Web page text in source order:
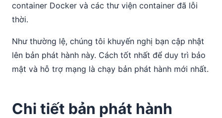
container Docker và các thư viện container đã lỗi
thời.
Như thường lệ, chúng tôi khuyến nghị bạn cập nhật
lên bản phát hành này. Cách tốt nhất để duy trì bảo
mật và hỗ trợ mạng là chạy bản phát hành mới nhất.
Chi tiết bản phát hành